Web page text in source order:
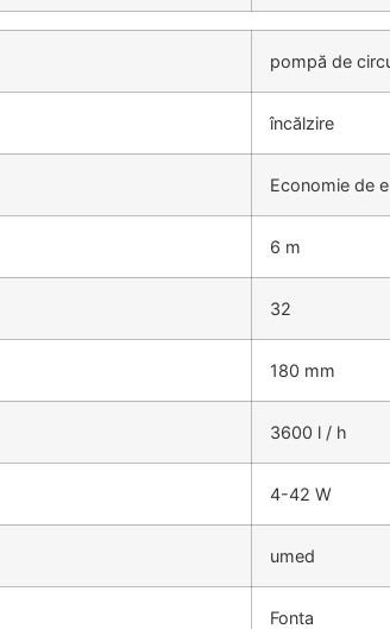
pompă de
încălzire
Economie de
6 m
32
180 mm
3600 l / h
4-42 W
umed
Fonta